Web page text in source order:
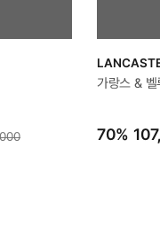
가랑스 &
70%